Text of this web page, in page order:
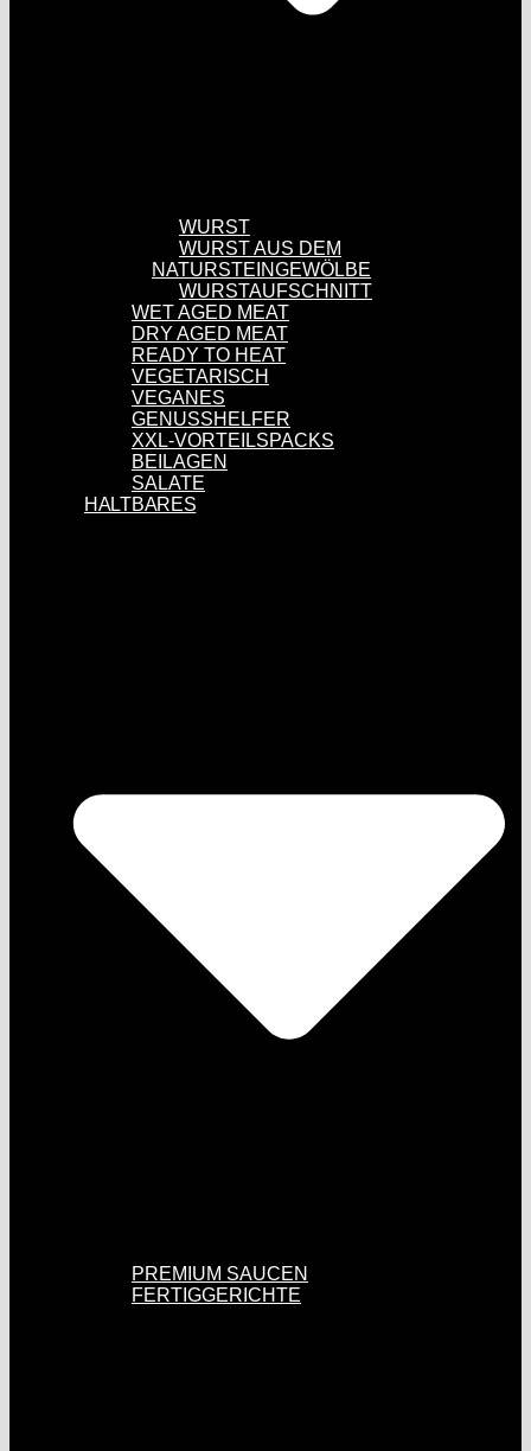
WURST
WURST AUS DEM
NATURSTEINGEWÖLBE
WURSTAUFSCHNITT
WET AGED MEAT
DRY AGED MEAT
READY TO HEAT
VEGETARISCH
VEGANES
GENUSSHELFER
XXL-VORTEILSPACKS
BEILAGEN
SALATE
HALTBARES
PREMIUM SAUCEN
FERTIGGERICHTE